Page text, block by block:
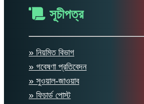
সূচীপত্র
» নিয়মিত বিভাগ
» গবেষণা প্রতিবেদন
» সুওয়াল-জাওয়াব
» ফিচার্ড পোস্ট